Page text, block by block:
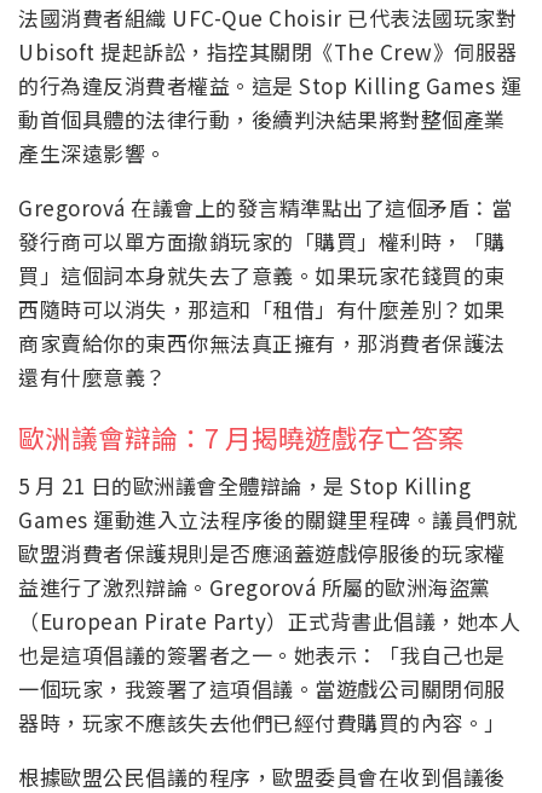
法國消費者組織 UFC-Que Choisir 已代表法國玩家對
Ubisoft 提起訴訟，指控其關閉《The Crew》伺服器
的行為違反消費者權益。這是 Stop Killing Games 運
動首個具體的法律行動，後續判決結果將對整個產業
產生深遠影響。
Gregorová 在議會上的發言精準點出了這個矛盾：當
發行商可以單方面撤銷玩家的「購買」權利時，「購
買」這個詞本身就失去了意義。如果玩家花錢買的東
西隨時可以消失，那這和「租借」有什麼差別？如果
商家賣給你的東西你無法真正擁有，那消費者保護法
還有什麼意義？
歐洲議會辯論：7 月揭曉遊戲存亡答案
5 月 21 日的歐洲議會全體辯論，是 Stop Killing
Games 運動進入立法程序後的關鍵里程碑。議員們就
歐盟消費者保護規則是否應涵蓋遊戲停服後的玩家權
益進行了激烈辯論。Gregorová 所屬的歐洲海盜黨
（European Pirate Party）正式背書此倡議，她本人
也是這項倡議的簽署者之一。她表示：「我自己也是
一個玩家，我簽署了這項倡議。當遊戲公司關閉伺服
器時，玩家不應該失去他們已經付費購買的內容。」
根據歐盟公民倡議的程序，歐盟委員會在收到倡議後